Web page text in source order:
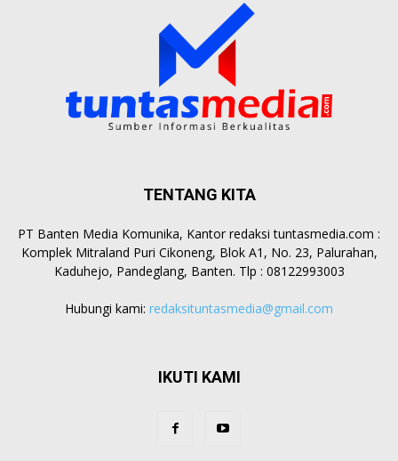
TENTANG KITA
PT Banten Media Komunika, Kantor redaksi tuntasmedia.com :
Komplek Mitraland Puri Cikoneng, Blok A1, No. 23, Palurahan,
Kaduhejo, Pandeglang, Banten. Tlp : 08122993003
Hubungi kami: redaksituntasmedia@gmail.com
IKUTI KAMI